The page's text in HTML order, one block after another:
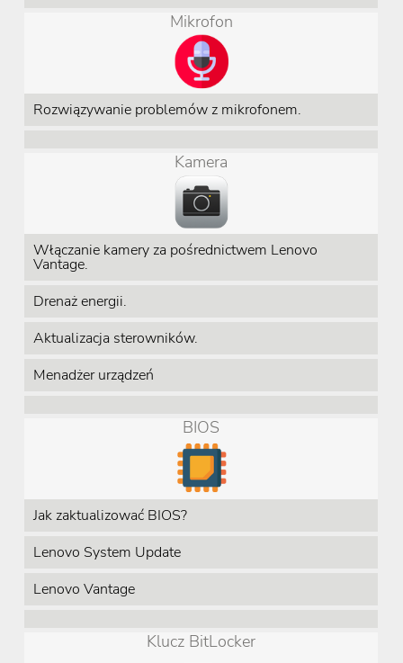
Mikrofon
Rozwiązywanie problemów z mikrofonem.
Kamera
Włączanie kamery za pośrednictwem Lenovo
Vantage.
Drenaż energii.
Aktualizacja sterowników.
Menadżer urządzeń
BIOS
Jak zaktualizować BIOS?
Lenovo System Update
Lenovo Vantage
Klucz BitLocker